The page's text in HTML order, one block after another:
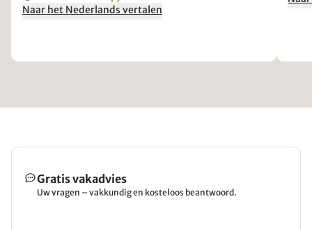
Einstellungen finden.
Naar het Nederlands vertalen
Gratis vakadvies
Uw vragen – vakkundig en kosteloos beantwoord.